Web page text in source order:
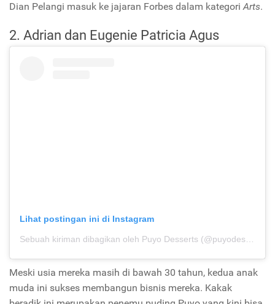
Dian Pelangi masuk ke jajaran Forbes dalam kategoriArts.
2. Adrian dan Eugenie Patricia Agus
Lihat postingan ini di Instagram
Sebuah kiriman dibagikan oleh Puyo Desserts (@puyodesserts)
Meski usia mereka masih di bawah 30 tahun, kedua anak
muda ini sukses membangun bisnis mereka. Kakak